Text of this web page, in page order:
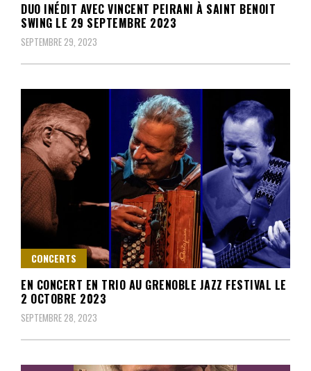
DUO INÉDIT AVEC VINCENT PEIRANI À SAINT BENOIT
SWING LE 29 SEPTEMBRE 2023
SEPTEMBRE 29, 2023
CONCERTS
EN CONCERT EN TRIO AU GRENOBLE JAZZ FESTIVAL LE
2 OCTOBRE 2023
SEPTEMBRE 28, 2023